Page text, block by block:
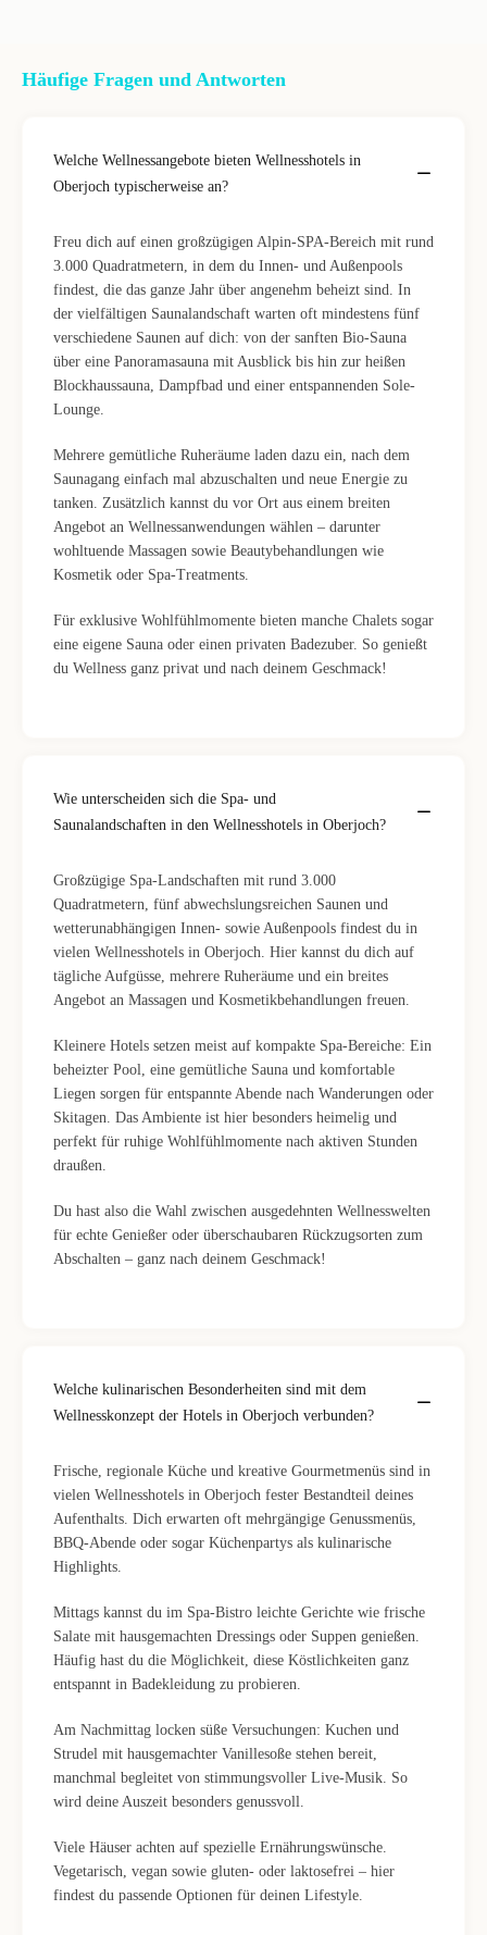
Häufige Fragen und Antworten
Welche Wellnessangebote bieten Wellnesshotels in
Oberjoch typischerweise an?
Freu dich auf einen großzügigen Alpin-SPA-Bereich mit rund
3.000 Quadratmetern, in dem du Innen- und Außenpools
findest, die das ganze Jahr über angenehm beheizt sind. In
der vielfältigen Saunalandschaft warten oft mindestens fünf
verschiedene Saunen auf dich: von der sanften Bio-Sauna
über eine Panoramasauna mit Ausblick bis hin zur heißen
Blockhaussauna, Dampfbad und einer entspannenden Sole-
Lounge.
Mehrere gemütliche Ruheräume laden dazu ein, nach dem
Saunagang einfach mal abzuschalten und neue Energie zu
tanken. Zusätzlich kannst du vor Ort aus einem breiten
Angebot an Wellnessanwendungen wählen – darunter
wohltuende Massagen sowie Beautybehandlungen wie
Kosmetik oder Spa-Treatments.
Für exklusive Wohlfühlmomente bieten manche Chalets sogar
eine eigene Sauna oder einen privaten Badezuber. So genießt
du Wellness ganz privat und nach deinem Geschmack!
Wie unterscheiden sich die Spa- und
Saunalandschaften in den Wellnesshotels in Oberjoch?
Großzügige Spa-Landschaften mit rund 3.000
Quadratmetern, fünf abwechslungsreichen Saunen und
wetterunabhängigen Innen- sowie Außenpools findest du in
vielen Wellnesshotels in Oberjoch. Hier kannst du dich auf
tägliche Aufgüsse, mehrere Ruheräume und ein breites
Angebot an Massagen und Kosmetikbehandlungen freuen.
Kleinere Hotels setzen meist auf kompakte Spa-Bereiche: Ein
beheizter Pool, eine gemütliche Sauna und komfortable
Liegen sorgen für entspannte Abende nach Wanderungen oder
Skitagen. Das Ambiente ist hier besonders heimelig und
perfekt für ruhige Wohlfühlmomente nach aktiven Stunden
draußen.
Du hast also die Wahl zwischen ausgedehnten Wellnesswelten
für echte Genießer oder überschaubaren Rückzugsorten zum
Abschalten – ganz nach deinem Geschmack!
Welche kulinarischen Besonderheiten sind mit dem
Wellnesskonzept der Hotels in Oberjoch verbunden?
Frische, regionale Küche und kreative Gourmetmenüs sind in
vielen Wellnesshotels in Oberjoch fester Bestandteil deines
Aufenthalts. Dich erwarten oft mehrgängige Genussmenüs,
BBQ-Abende oder sogar Küchenpartys als kulinarische
Highlights.
Mittags kannst du im Spa-Bistro leichte Gerichte wie frische
Salate mit hausgemachten Dressings oder Suppen genießen.
Häufig hast du die Möglichkeit, diese Köstlichkeiten ganz
entspannt in Badekleidung zu probieren.
Am Nachmittag locken süße Versuchungen: Kuchen und
Strudel mit hausgemachter Vanillesoße stehen bereit,
manchmal begleitet von stimmungsvoller Live-Musik. So
wird deine Auszeit besonders genussvoll.
Viele Häuser achten auf spezielle Ernährungswünsche.
Vegetarisch, vegan sowie gluten- oder laktosefrei – hier
findest du passende Optionen für deinen Lifestyle.